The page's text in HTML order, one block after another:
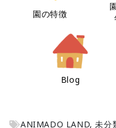
園の特徴
Blog
ANIMADO LAND,未分